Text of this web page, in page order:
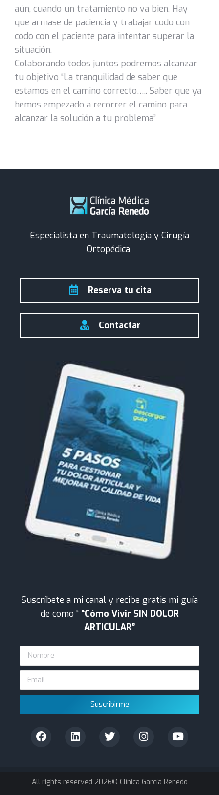
aún, cuando un tratamiento no va bien. Hay
que armase de paciencia y trabajar codo con
codo con el paciente para intentar superar la
situación.
Colaborando todos juntos podremos alcanzar
tu objetivo “La tranquilidad de saber que
estamos en el camino correcto….. Saber que ya
hemos empezado a recorrer el camino para
alcanzar la solución a tu problema”
Especialista en Traumatología y Cirugía
Ortopédica
Reserva tu cita
Contactar
Suscríbete a mi canal y recibe gratis mi guía
de como “ “Cómo Vivir SIN DOLOR
ARTICULAR”
Suscribirme
All rights reserved 2026© Clínica García Renedo